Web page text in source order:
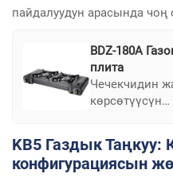
пайдалуудун арасында чоң
BDZ-180A
плита
Чечекчидин
көрсөтүүсүн
үчүн BDZ-180A
Газдык Таңкуу
KB5 Газдык Таңкуу:
конфигурациясын